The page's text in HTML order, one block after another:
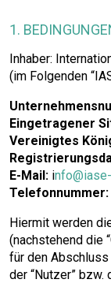
1.
Inhaber:
(im Folgenden
Eingetragener
Vereinigtes
E-Mail: i
Telefonnummer:
Hiermit werden
(nachstehend die
für den
der “Nutzer” bzw.